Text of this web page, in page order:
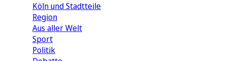
Köln und Stadtteile
Region
Aus aller Welt
Sport
Politik